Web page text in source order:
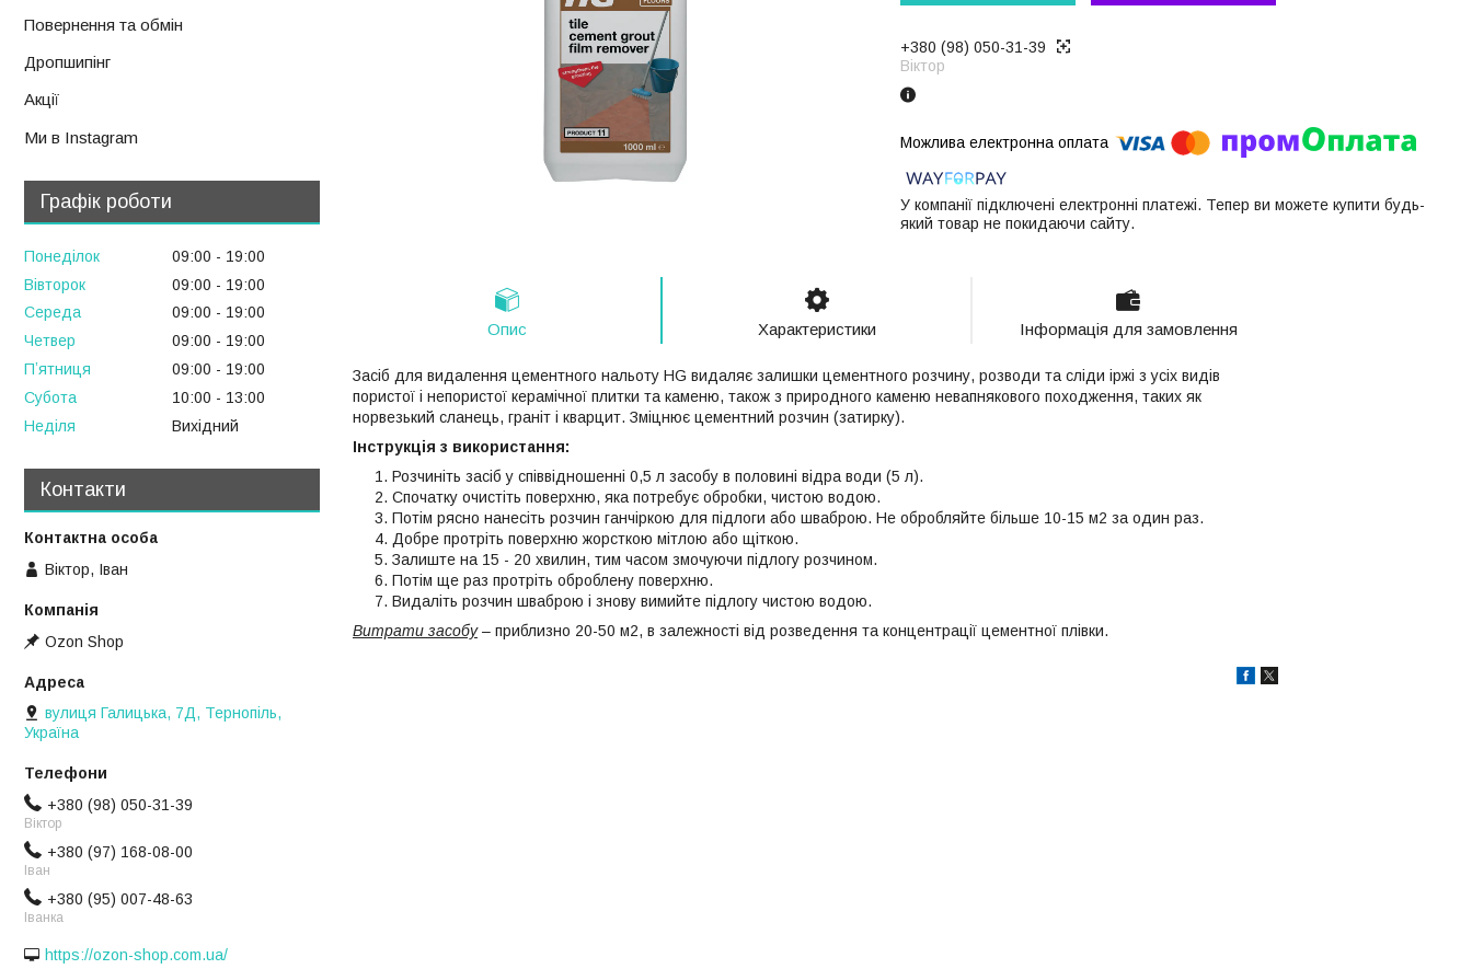
+380 (98) 050-31-39
Віктор
У компанії підключені електронні платежі. Тепер ви можете купити будь-
який товар не покидаючи сайту.
Опис Характеристики Інформація для замовлення
Засіб для видалення цементного нальоту HG видаляє залишки цементного розчину, розводи та сліди іржі з усіх видів
пористої і непористої керамічної плитки та каменю, також з природного каменю невапнякового походження, таких як
норвезький сланець, граніт і кварцит. Зміцнює цементний розчин (затирку).
Інструкція з використання:
Розчиніть засіб у співвідношенні 0,5 л засобу в половині відра води (5 л).
Спочатку очистіть поверхню, яка потребує обробки, чистою водою.
Потім рясно нанесіть розчин ганчіркою для підлоги або шваброю. Не обробляйте більше 10-15 м2 за один раз.
Добре протріть поверхню жорсткою мітлою або щіткою.
Залиште на 15 - 20 хвилин, тим часом змочуючи підлогу розчином.
Потім ще раз протріть оброблену поверхню.
Видаліть розчин шваброю і знову вимийте підлогу чистою водою.
Витрати засобу– приблизно 20-50 м2, в залежності від розведення та концентрації цементної плівки.
Повернення та обмін
Дропшипінг
Акції
Ми в Instagram
Графік роботи
Понеділок 09:00
19:00
Вівторок
09:00
19:00
Середа
09:00
19:00
Четвер
09:00
19:00
Пʼятниця
09:00
19:00
Субота
10:00
13:00
Неділя
Вихідний
Контакти
Віктор, Іван
Ozon Shop
вулиця Галицька, 7Д, Тернопіль,
Україна
+380 (98) 050-31-39
Віктор
+380 (97) 168-08-00
Іван
+380 (95) 007-48-63
Іванка
https://ozon-shop.com.ua/